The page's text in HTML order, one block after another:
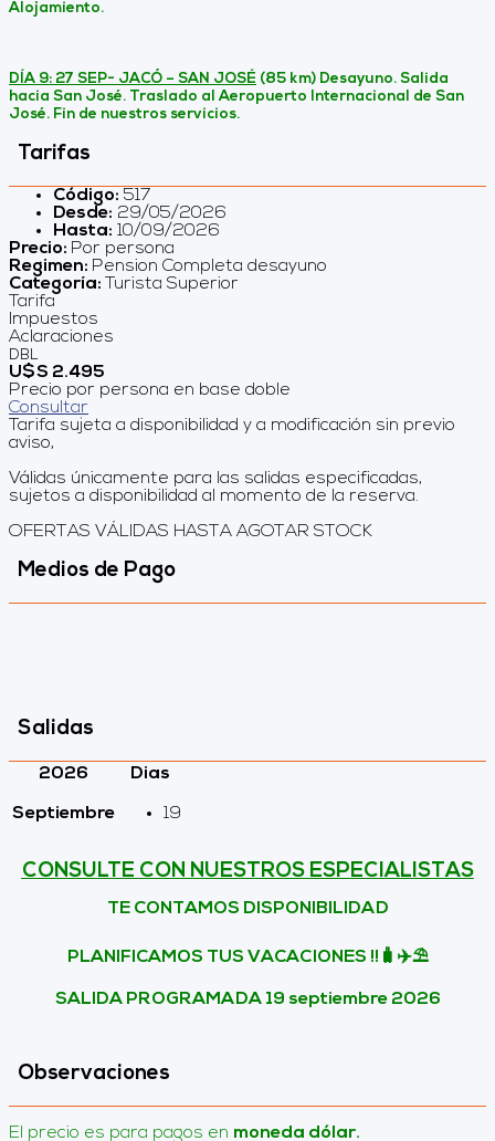
Alojamiento.
DÍA 9: 27 SEP- JACÓ – SAN JOSÉ (85 km) Desayuno. Salida
hacia San José. Traslado al Aeropuerto Internacional de San
José. Fin de nuestros servicios.
Tarifas
Código: 517
Desde: 29/05/2026
Hasta: 10/09/2026
Precio: Por persona
Regimen: Pension Completa desayuno
Categoría:
Turista Superior
Tarifa
Impuestos
Aclaraciones
DBL
U$S 2.495
Precio por persona en base doble
Consultar
Tarifa sujeta a disponibilidad y a modificación sin previo
aviso,
Válidas únicamente para las salidas especificadas,
sujetos a disponibilidad al momento de la reserva.
OFERTAS VÁLIDAS HASTA AGOTAR STOCK
Medios de Pago
Salidas
2026 Dias
Septiembre 19
CONSULTE CON NUESTROS ESPECIALISTAS
TE CONTAMOS DISPONIBILIDAD
PLANIFICAMOS TUS VACACIONES !!🧳✈️⛱️
SALIDA PROGRAMADA 19 septiembre 2026
Observaciones
El precio es para pagos en moneda dólar.